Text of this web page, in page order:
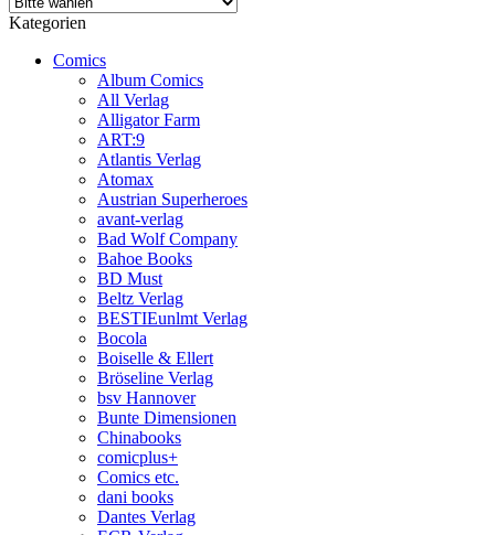
Kategorien
Comics
Album Comics
All Verlag
Alligator Farm
ART:9
Atlantis Verlag
Atomax
Austrian Superheroes
avant-verlag
Bad Wolf Company
Bahoe Books
BD Must
Beltz Verlag
BESTIEunlmt Verlag
Bocola
Boiselle & Ellert
Bröseline Verlag
bsv Hannover
Bunte Dimensionen
Chinabooks
comicplus+
Comics etc.
dani books
Dantes Verlag